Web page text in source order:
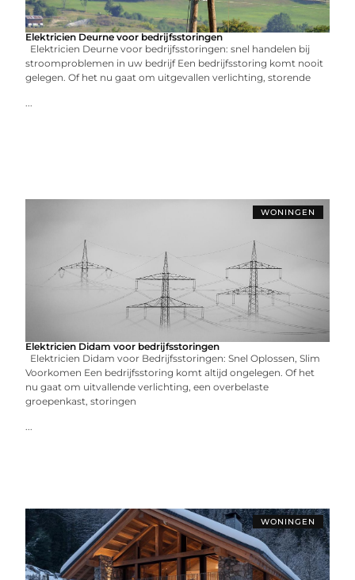
Elektricien Deurne voor bedrijfsstoringen
Elektricien Deurne voor bedrijfsstoringen: snel handelen bij
stroomproblemen in uw bedrijf Een bedrijfsstoring komt nooit
gelegen. Of het nu gaat om uitgevallen verlichting, storende
...
WONINGEN
Elektricien Didam voor bedrijfsstoringen
Elektricien Didam voor Bedrijfsstoringen: Snel Oplossen, Slim
Voorkomen Een bedrijfsstoring komt altijd ongelegen. Of het
nu gaat om uitvallende verlichting, een overbelaste
groepenkast, storingen
...
WONINGEN